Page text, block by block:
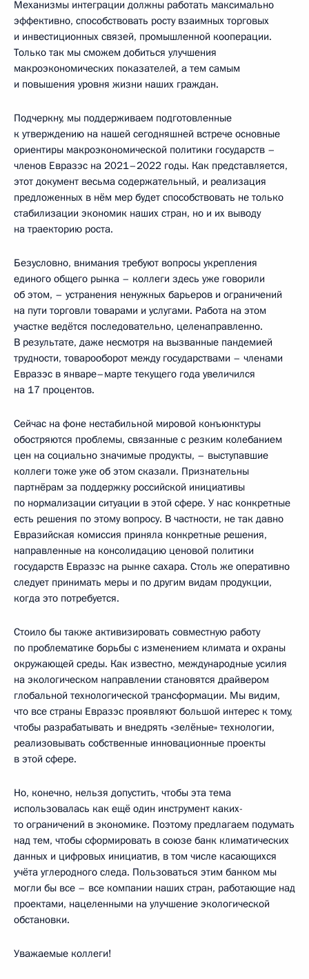
Механизмы интеграции должны работать максимально
эффективно, способствовать росту взаимных торговых
и инвестиционных связей, промышленной кооперации.
Только так мы сможем добиться улучшения
макроэкономических показателей, а тем самым
и повышения уровня жизни наших граждан.
Подчеркну, мы поддерживаем подготовленные
к утверждению на нашей сегодняшней встрече основные
ориентиры макроэкономической политики государств –
членов Евразэс на 2021–2022 годы. Как представляется,
этот документ весьма содержательный, и реализация
предложенных в нём мер будет способствовать не только
стабилизации экономик наших стран, но и их выводу
на траекторию роста.
Безусловно, внимания требуют вопросы укрепления
единого общего рынка – коллеги здесь уже говорили
об этом, – устранения ненужных барьеров и ограничений
на пути торговли товарами и услугами. Работа на этом
участке ведётся последовательно, целенаправленно.
В результате, даже несмотря на вызванные пандемией
трудности, товарооборот между государствами – членами
Евразэс в январе–марте текущего года увеличился
на 17 процентов.
Сейчас на фоне нестабильной мировой конъюнктуры
обостряются проблемы, связанные с резким колебанием
цен на социально значимые продукты, – выступавшие
коллеги тоже уже об этом сказали. Признательны
партнёрам за поддержку российской инициативы
по нормализации ситуации в этой сфере. У нас конкретные
есть решения по этому вопросу. В частности, не так давно
Евразийская комиссия приняла конкретные решения,
направленные на консолидацию ценовой политики
государств Евразэс на рынке сахара. Столь же оперативно
следует принимать меры и по другим видам продукции,
когда это потребуется.
Стоило бы также активизировать совместную работу
по проблематике борьбы с изменением климата и охраны
окружающей среды. Как известно, международные усилия
на экологическом направлении становятся драйвером
глобальной технологической трансформации. Мы видим,
что все страны Евразэс проявляют большой интерес к тому,
чтобы разрабатывать и внедрять «зелёные» технологии,
реализовывать собственные инновационные проекты
в этой сфере.
Но, конечно, нельзя допустить, чтобы эта тема
использовалась как ещё один инструмент каких-
то ограничений в экономике. Поэтому предлагаем подумать
над тем, чтобы сформировать в союзе банк климатических
данных и цифровых инициатив, в том числе касающихся
учёта углеродного следа. Пользоваться этим банком мы
могли бы все – все компании наших стран, работающие над
проектами, нацеленными на улучшение экологической
обстановки.
Уважаемые коллеги!